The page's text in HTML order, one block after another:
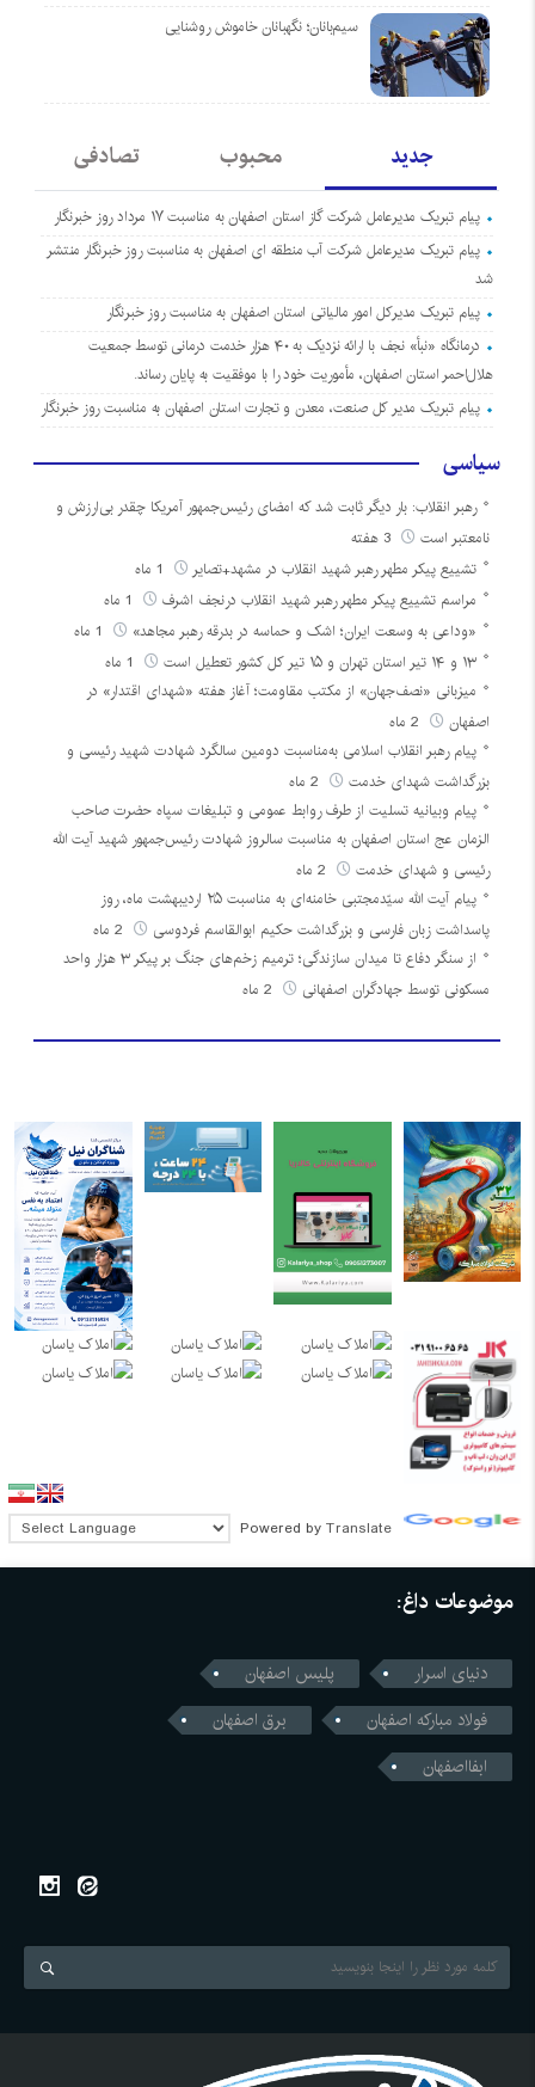
سیم‌بانان؛ نگهبانان خاموش روشنایی
جدید محبوب تصادفی
پیام تبریک مدیرعامل شرکت گاز استان اصفهان به مناسبت ۱۷ مرداد روز خبرنگار
پیام تبریک مدیرعامل شرکت آب منطقه ای اصفهان به مناسبت روز خبرنگار منتشر
شد
پیام تبریک مدیرکل امور مالیاتی استان اصفهان به مناسبت روز خبرنگار
درمانگاه «نبأ» نجف با ارائه نزدیک به ۴۰ هزار خدمت درمانی توسط جمعیت
هلال‌احمر استان اصفهان، مأموریت خود را با موفقیت به پایان رساند.
پیام تبریک مدیر کل صنعت، معدن و تجارت استان اصفهان به مناسبت روز خبرنگار
سیاسی
رهبر انقلاب: بار دیگر ثابت شد که امضای رئیس‌جمهور آمریکا چقدر بی‌ارزش و
نامعتبر است
3 هفته
تشییع پیکر مطهر رهبر شهید انقلاب در مشهد+تصایر
مراسم تشییع پیکر مطهر رهبر شهید انقلاب درنجف اشرف
«وداعی به وسعت ایران؛ اشک و حماسه در بدرقه رهبر مجاهد»
۱۳ و ۱۴ تیر استان تهران و ۱۵ تیر کل کشور تعطیل است
میزبانی «نصف‌جهان» از مکتب مقاومت؛ آغاز هفته «شهدای اقتدار» در
اصفهان
پیام رهبر انقلاب اسلامی به‌مناسبت دومین سالگرد شهادت شهید رئیسی و
بزرگداشت شهدای خدمت
پیام وبیانیه تسلیت از طرف روابط عمومی و تبلیغات سپاه حضرت صاحب
الزمان عج استان اصفهان به مناسبت سالروز شهادت رئیس‌جمهور شهید آیت الله
رئیسی و شهدای خدمت
پیام آیت الله سیّدمجتبی خامنه‌ای به مناسبت ۲۵ اردیبهشت ماه، روز
پاسداشت زبان فارسی و بزرگداشت حکیم ابوالقاسم فردوسی
از سنگر دفاع تا میدان سازندگی؛ ترمیم زخم‌های جنگ بر پیکر ۳ هزار واحد
مسکونی توسط جهادگران اصفهانی
Powered by Translate
موضوعات داغ:
دنیای اسرار
پلیس اصفهان
فولاد مبارکه اصفهان
برق اصفهان
ابفااصفهان